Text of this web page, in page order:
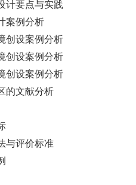
计要点与实践
案例分析
创设案例分析
创设案例分析
创设案例分析
的文献分析
与评价标准